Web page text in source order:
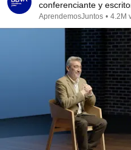
conferenciante y
AprendemosJuntos • 4.2M